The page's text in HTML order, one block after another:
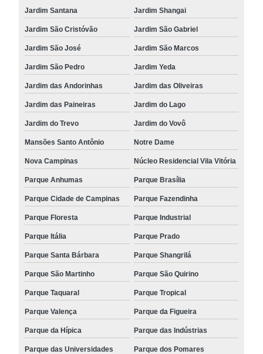
Jardim Santana Jardim Shangai
Jardim São Cristóvão Jardim São Gabriel
Jardim São José Jardim São Marcos
Jardim São Pedro Jardim Yeda
Jardim das Andorinhas Jardim das Oliveiras
Jardim das Paineiras Jardim do Lago
Jardim do Trevo Jardim do Vovô
Mansões Santo Antônio Notre Dame
Nova Campinas Núcleo Residencial Vila Vitória
Parque Anhumas Parque Brasília
Parque Cidade de Campinas Parque Fazendinha
Parque Floresta Parque Industrial
Parque Itália Parque Prado
Parque Santa Bárbara Parque Shangrilá
Parque São Martinho Parque São Quirino
Parque Taquaral Parque Tropical
Parque Valença Parque da Figueira
Parque da Hípica Parque das Indústrias
Parque das Universidades Parque dos Pomares